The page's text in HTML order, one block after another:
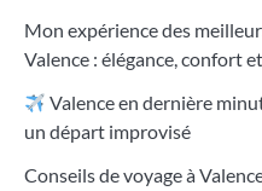
Mon expérience des
Valence : élégance, confort
Valence en dernière
un départ improvisé
Conseils de voyage à